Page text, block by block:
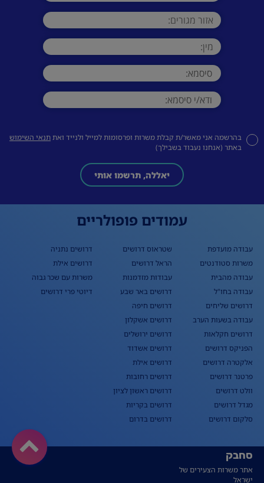
בהרשמה אני מאשר/ת קבלת משרות ופרסומות למייל ולנייד ואתתנאי השימוש
באתר (אנחנו נעבוד בשבילך)
יאללה, תרשמו אותי
עמודים פופולריים
עבודה מועדפת
משרות סטודנטים
עבודה מהבית
עבודה בחו"ל
דרושים שליחים
עבודה בשעות הערב
דרושים חקלאות
הפניקס דרושים
אלקטרה דרושים
פרטנר דרושים
וולט דרושים
מגדל דרושים
סלקום דרושים
שטראוס דרושים
הראל דרושים
עבודות מזדמנות
דרושים באר שבע
דרושים חיפה
דרושים אשקלון
דרושים ירושלים
דרושים אשדוד
דרושים אילת
דרושים רחובות
דרושים ראשון לציון
דרושים בקריות
דרושים בדרום
דרושים נתניה
דרושים אילת
משרות עם שכר גבוה
דיוטי פרי דרושים
סחבק
אתר משרות הצעירים של
ישראל